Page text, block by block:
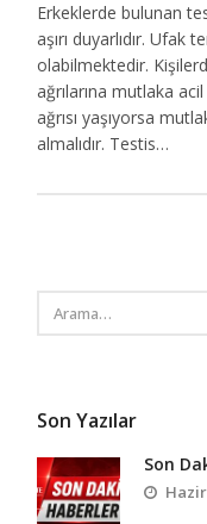
Erkeklerde bulunan
aşırı duyarlıdır. Ufak
olabilmektedir.
ağrılarına mutlaka
ağrısı yaşıyorsa
almalıdır. Testis…
Son Yazılar
Son